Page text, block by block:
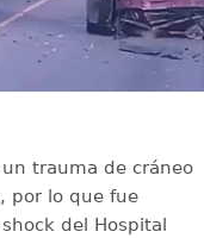
trauma de cráneo
por lo que fue
del Hospital